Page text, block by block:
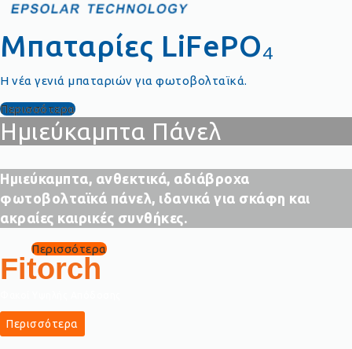
Μπαταρίες LiFePO₄
Η νέα γενιά μπαταριών για φωτοβολταϊκά.
Περισσότερα
Ημιεύκαμπτα Πάνελ
Ημιεύκαμπτα, ανθεκτικά, αδιάβροχα
φωτοβολταϊκά πάνελ, ιδανικά για σκάφη και
ακραίες καιρικές συνθήκες.
Περισσότερα
Fitorch
Περισσότερα